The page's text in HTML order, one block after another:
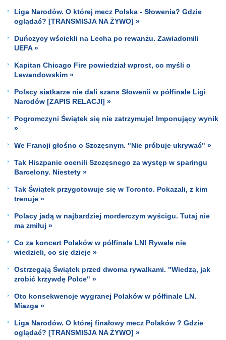
Liga Narodów. O której mecz Polska - Słowenia? Gdzie
oglądać? [TRANSMISJA NA ŻYWO] »
Duńczycy wściekli na Lecha po rewanżu. Zawiadomili
UEFA »
Kapitan Chicago Fire powiedział wprost, co myśli o
Lewandowskim »
Polscy siatkarze nie dali szans Słowenii w półfinale Ligi
Narodów [ZAPIS RELACJI] »
Pogromczyni Świątek się nie zatrzymuje! Imponujący wynik
»
We Francji głośno o Szczęsnym. "Nie próbuje ukrywać" »
Tak Hiszpanie ocenili Szczęsnego za występ w sparingu
Barcelony. Niestety »
Tak Świątek przygotowuje się w Toronto. Pokazali, z kim
trenuje »
Polacy jadą w najbardziej morderczym wyścigu. Tutaj nie
ma zmiłuj »
Co za koncert Polaków w półfinale LN! Rywale nie
wiedzieli, co się dzieje »
Ostrzegają Świątek przed dwoma rywalkami. "Wiedzą, jak
zrobić krzywdę Polce" »
Oto konsekwencje wygranej Polaków w półfinale LN.
Miazga »
Liga Narodów. O której finałowy mecz Polaków ? Gdzie
oglądać? [TRANSMISJA NA ŻYWO] »